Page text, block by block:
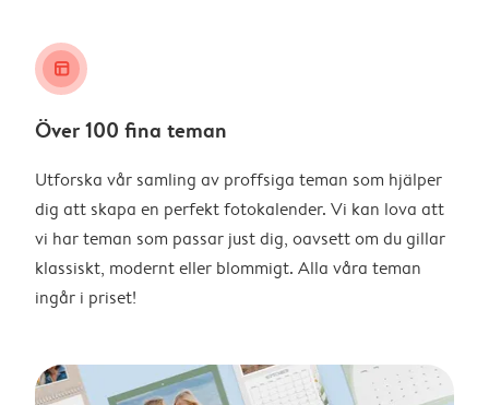
layout_alt
Över 100 fina teman
Utforska vår samling av proffsiga teman som hjälper
dig att skapa en perfekt fotokalender. Vi kan lova att
vi har teman som passar just dig, oavsett om du gillar
klassiskt, modernt eller blommigt. Alla våra teman
ingår i priset!